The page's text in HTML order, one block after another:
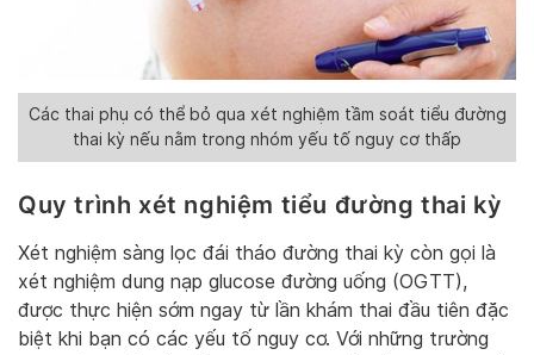
Các thai phụ có thể bỏ qua xét nghiệm tầm soát tiểu đường
thai kỳ nếu nằm trong nhóm yếu tố nguy cơ thấp
Quy trình xét nghiệm tiểu đường thai kỳ
Xét nghiệm sàng lọc đái tháo đường thai kỳ còn gọi là
xét nghiệm dung nạp glucose đường uống (OGTT),
được thực hiện sớm ngay từ lần khám thai đầu tiên đặc
biệt khi bạn có các yếu tố nguy cơ. Với những trường